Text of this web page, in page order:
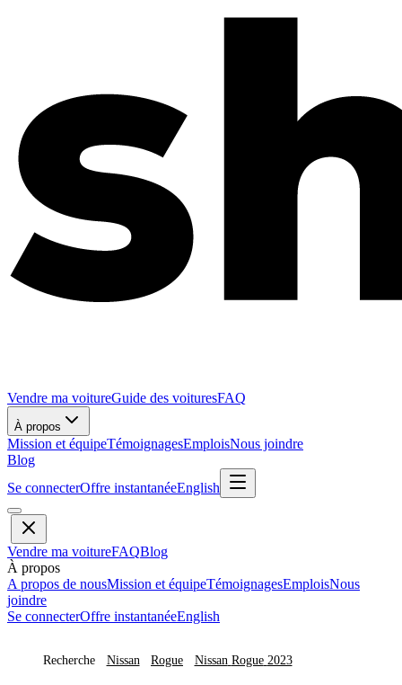
Vendre ma voitureGuide des voituresFAQ
À propos
Mission et équipeTémoignagesEmploisNous joindre
Blog
Se connecterOffre instantanéeEnglish
Vendre ma voitureFAQBlog
À propos
A propos de nousMission et équipeTémoignagesEmploisNous
joindre
Se connecterOffre instantanéeEnglish
Recherche Nissan Rogue Nissan Rogue 2023